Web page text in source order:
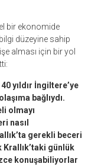
bir ekonomide
düzeyine sahip
alması için bir yol
yıldır İngiltere’ye
bağlıydı.
olmayı
nasıl
gerekli beceri
günlük
konuşabiliyorlar